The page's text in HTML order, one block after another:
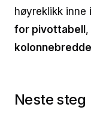
høyreklikk
for pivottabell
Neste steg